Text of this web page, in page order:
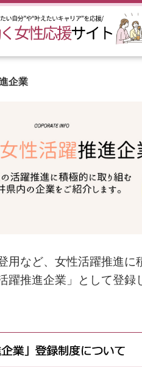
企業
用など、女性活躍推進に
躍推進企業」として登録
業
応援